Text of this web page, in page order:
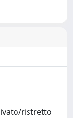
ristretto